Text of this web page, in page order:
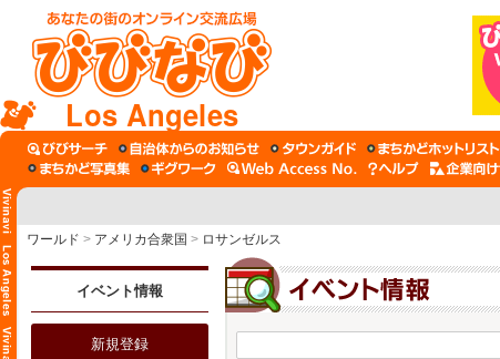
Los Angeles
ワールド > アメリカ合衆国 > ロサンゼルス
イベント情報
新規登録